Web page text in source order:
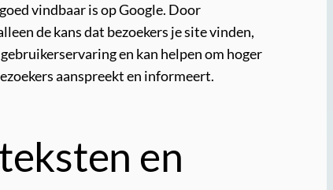
vindbaar is op Google. Door
de kans dat bezoekers je site vinden,
en kan helpen om hoger
aanspreekt en informeert.
en